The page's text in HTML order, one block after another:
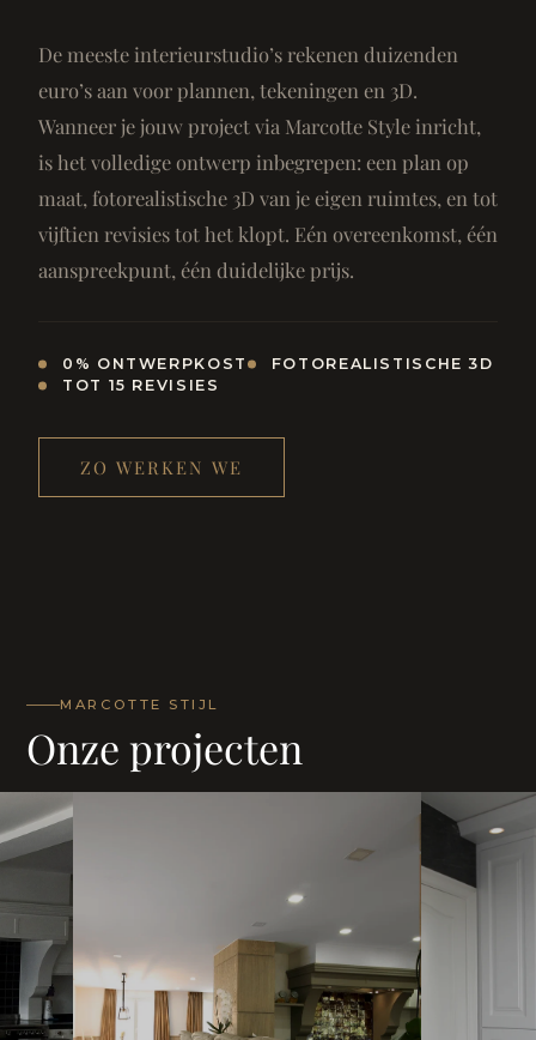
De meeste interieurstudio’s rekenen duizenden
euro’s aan voor plannen, tekeningen en 3D.
Wanneer je jouw project via Marcotte Style inricht,
is het volledige ontwerp inbegrepen: een plan op
maat, fotorealistische 3D van je eigen ruimtes, en tot
vijftien revisies tot het klopt. Eén overeenkomst, één
aanspreekpunt, één duidelijke prijs.
0% ONTWERPKOST
FOTOREALISTISCHE 3D
TOT 15 REVISIES
ZO WERKEN WE
MARCOTTE STIJL
Onze projecten